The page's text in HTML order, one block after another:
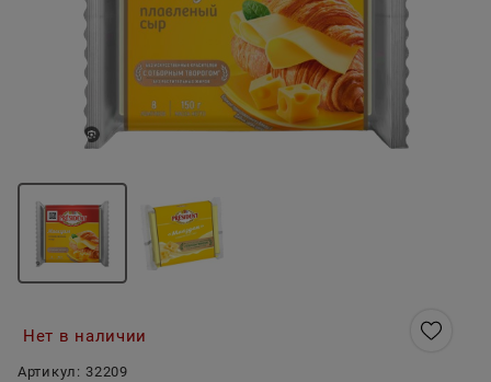
Нет в наличии
Артикул: 32209